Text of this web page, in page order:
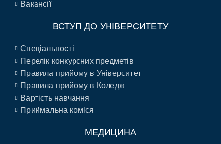
Вакансії
ВСТУП ДО УНІВЕРСИТЕТУ
Спеціальності
Перелік конкурсних предметів
Правила прийому в Університет
Правила прийому в Коледж
Вартість навчання
Приймальна коміся
МЕДИЦИНА